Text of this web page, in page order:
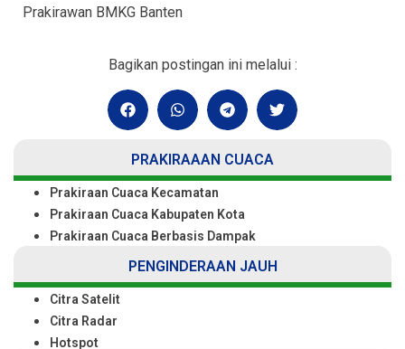
Prakirawan BMKG Banten
Bagikan postingan ini melalui :
PRAKIRAAAN CUACA
Prakiraan Cuaca Kecamatan
Prakiraan Cuaca Kabupaten Kota
Prakiraan Cuaca Berbasis Dampak
PENGINDERAAN JAUH
Citra Satelit
Citra Radar
Hotspot